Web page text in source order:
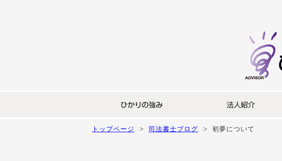
トップページ 司法書士ブログ 初夢について